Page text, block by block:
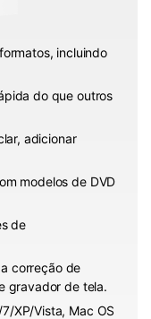
incluindo
do que outros
adicionar
modelos de DVD
de
correção de
gravador de tela.
XP/Vista, Mac OS